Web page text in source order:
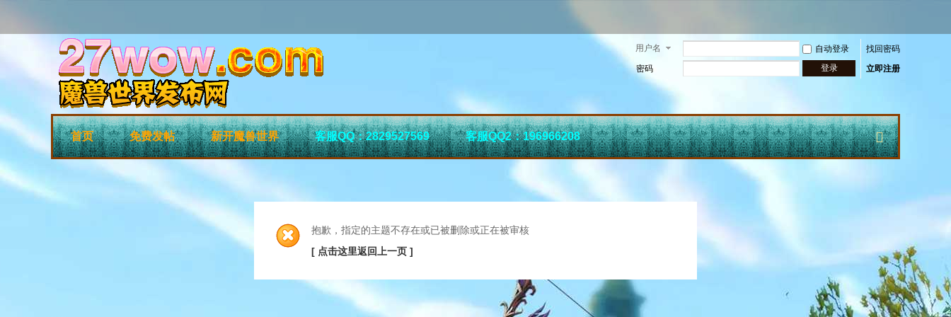
用户名 自动登录
找回密码
密码
登录 立即注册
首页 免费发帖 新开魔兽世界 客服QQ：2829527569 客服QQ2：196966208
抱歉，指定的主题不存在或已被删除或正在被审核
[ 点击这里返回上一页 ]